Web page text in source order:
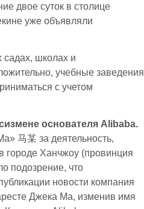
двое суток в столице
уже объявляли
садах, школах и
учебные заведения
с учетом
основателя Alibaba.
马某 за деятельность,
городе Ханчжоу (провинция
подозрение, что
новости компания
Джека Ма, изменив имя